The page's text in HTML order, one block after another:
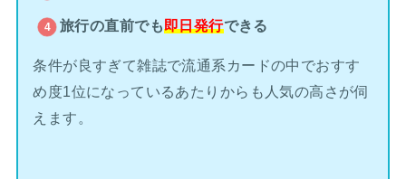
旅行の直前でも即日発行できる
条件が良すぎて雑誌で流通系カードの中でおすす
め度1位になっているあたりからも人気の高さが伺
えます。